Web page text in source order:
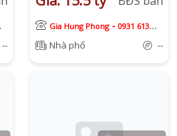
--
Gia Hung Phong- 0931 613
913 Nhà phố --